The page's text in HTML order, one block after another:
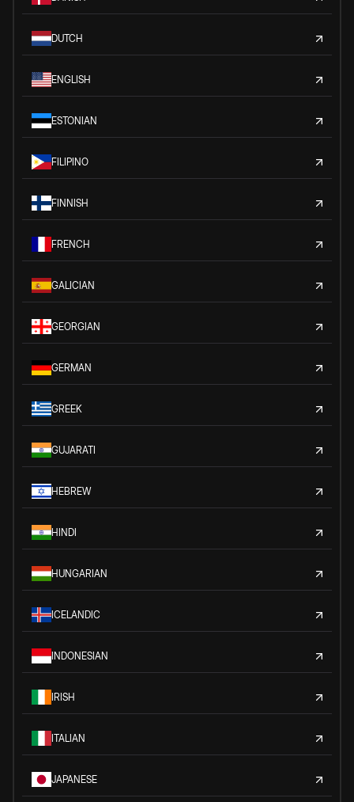
DUTCH
ENGLISH
ESTONIAN
FILIPINO
FINNISH
FRENCH
GALICIAN
GEORGIAN
GERMAN
GREEK
GUJARATI
HEBREW
HINDI
HUNGARIAN
ICELANDIC
INDONESIAN
IRISH
ITALIAN
JAPANESE